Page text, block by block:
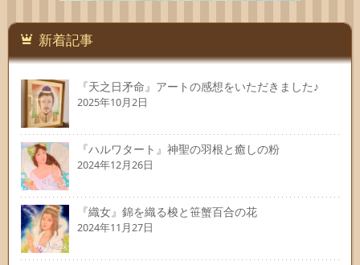
新着記事
『天之日矛命』アートの感想をいただきました♪
2025年10月2日
『ハルワタート』神聖の羽根と癒しの粉
2024年12月26日
『織女』錦を織る梭と笹蟹百合の花
2024年11月27日